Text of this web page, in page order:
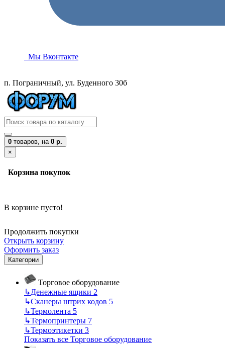
Мы Вконтакте
п. Пограничный, ул. Буденного 30б
0 товаров, на 0 р.
×
Корзина покупок
В корзине пусто!
Продолжить покупки
Открыть корзину
Оформить заказ
Категории
Торговое оборудование
↳Денежные ящики 2
↳Сканеры штрих кодов 5
↳Термолента 5
↳Термопринтеры 7
↳Термоэтикетки 3
Показать все Торговое оборудование